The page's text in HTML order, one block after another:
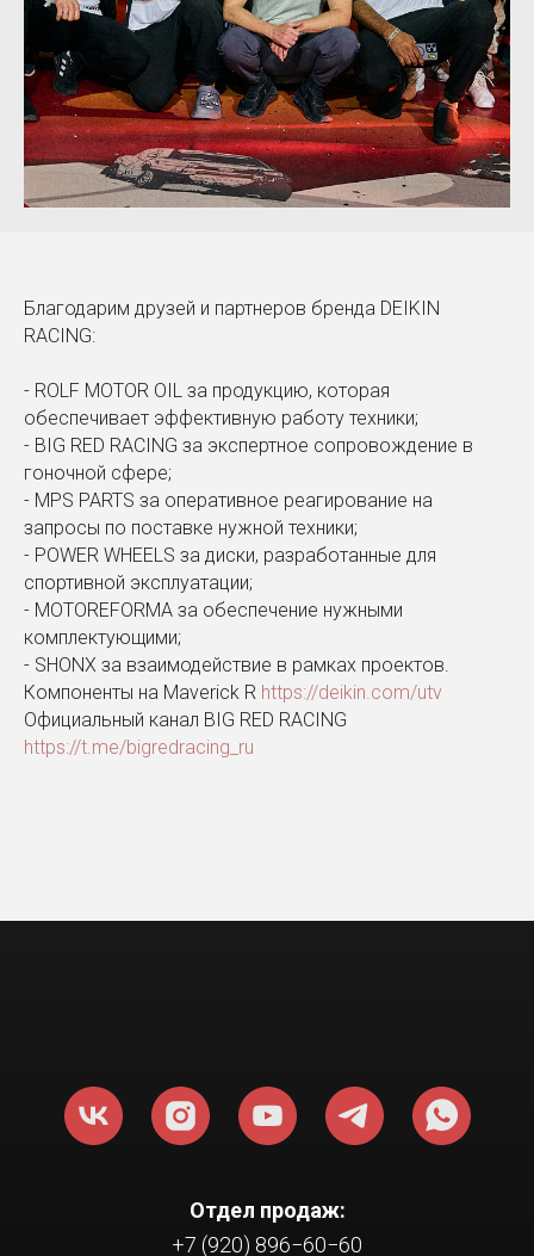
Благодарим друзей и партнеров бренда DEIKIN
RACING:
- ROLF MOTOR OIL за продукцию, которая
обеспечивает эффективную работу техники;
- BIG RED RACING за экспертное сопровождение в
гоночной сфере;
- MPS PARTS за оперативное реагирование на
запросы по поставке нужной техники;
- POWER WHEELS за диски, разработанные для
спортивной эксплуатации;
- MOTOREFORMA за обеспечение нужными
комплектующими;
- SHONX за взаимодействие в рамках проектов.
Компоненты на Maverick R https://deikin.com/utv
Официальный канал BIG RED RACING
https://t.me/bigredracing_ru
Отдел продаж:
+7 (920) 896−60−60